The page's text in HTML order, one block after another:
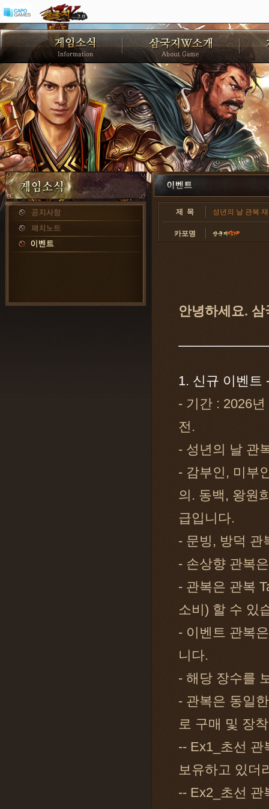
제 목 성년의 날 관복
카포명
안녕하세요. 삼
1. 신규 이벤트
- 기간 : 2026
전.
- 성년의 날 관
- 감부인, 미부
의. 동백, 왕원
급입니다.
- 문빙, 방덕 관
- 손상향 관복
- 관복은 관복
소비) 할 수 있
- 이벤트 관복
니다.
- 해당 장수를
- 관복은 동일
로 구매 및 장
-- Ex1_초선 관
보유하고 있더
-- Ex2_초선 관